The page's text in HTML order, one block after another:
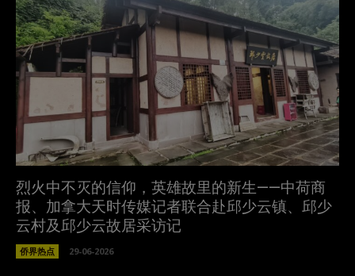
烈火中不灭的信仰，英雄故里的新生——中荷商
报、加拿大天时传媒记者联合赴邱少云镇、邱少
云村及邱少云故居采访记
侨界热点 29-06-2026